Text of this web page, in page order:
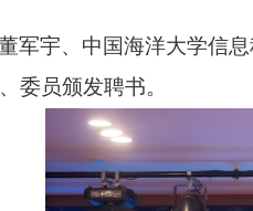
军宇、中国海洋大学信
委员颁发聘书。